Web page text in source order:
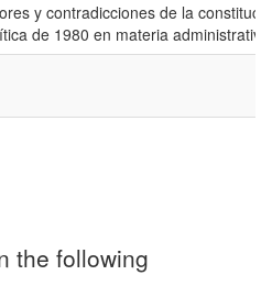
y contradicciones de la
de 1980 en materia administrativa
the following